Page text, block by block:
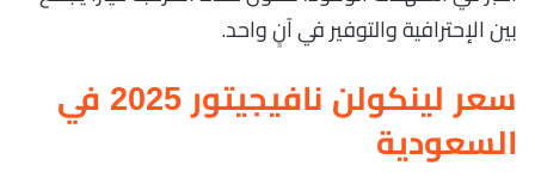
بين الإحترافية والتوفير في آنٍ واحد.
سعر لينكولن نافيجيتور 2025 في
السعودية